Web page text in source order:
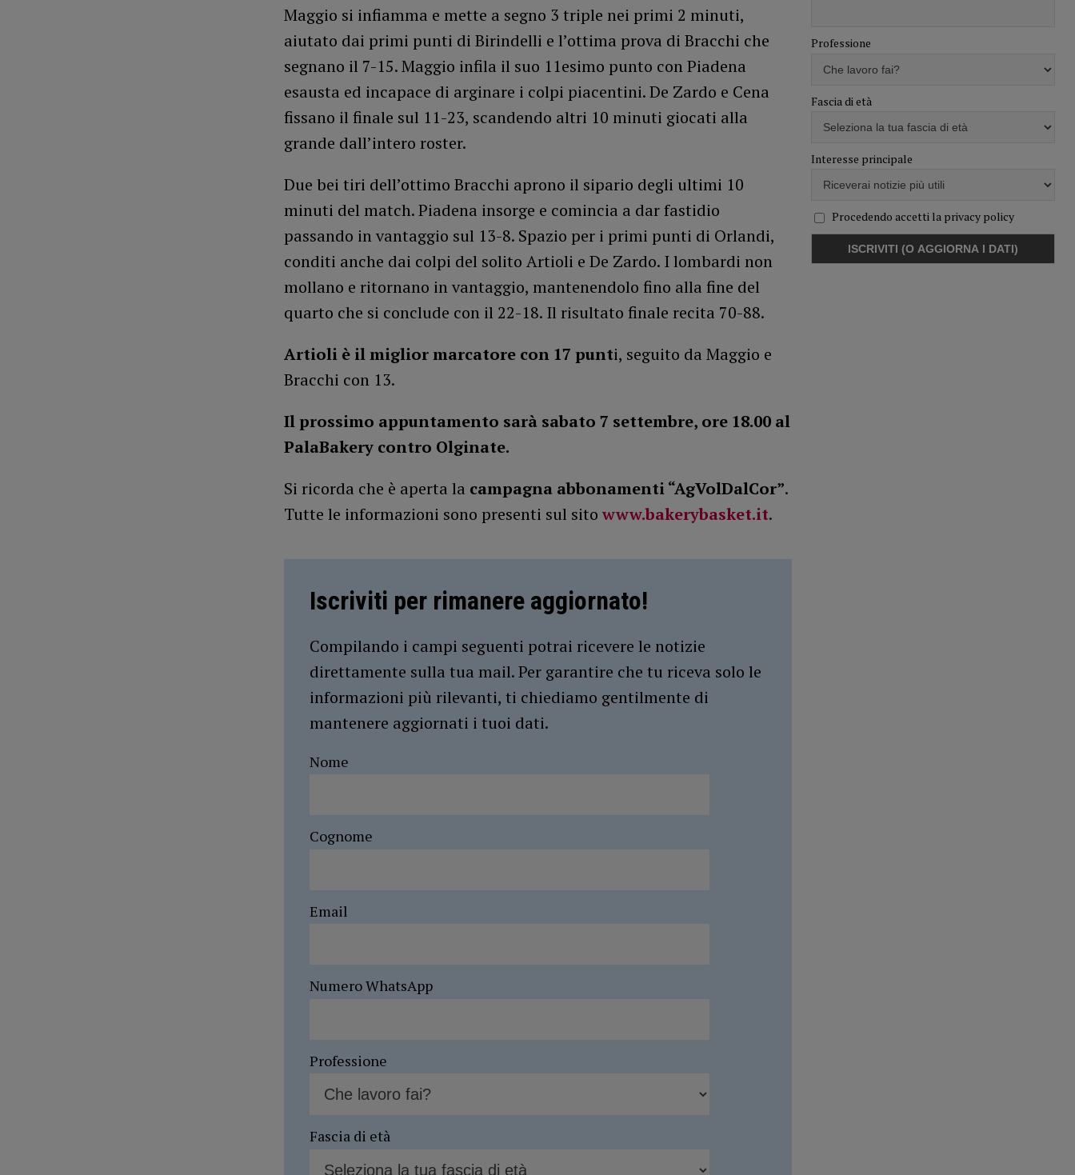
Maggio si infiamma e mette a segno 3 triple nei primi 2 minuti,
aiutato dai primi punti di Birindelli e l’ottima prova di Bracchi che
segnano il 7-15. Maggio infila il suo 11esimo punto con Piadena
esausta ed incapace di arginare i colpi piacentini. De Zardo e Cena
fissano il finale sul 11-23, scandendo altri 10 minuti giocati alla
grande dall’intero roster.
Due bei tiri dell’ottimo Bracchi aprono il sipario degli ultimi 10
minuti del match. Piadena insorge e comincia a dar fastidio
passando in vantaggio sul 13-8. Spazio per i primi punti di Orlandi,
conditi anche dai colpi del solito Artioli e De Zardo. I lombardi non
mollano e ritornano in vantaggio, mantenendolo fino alla fine del
quarto che si conclude con il 22-18. Il risultato finale recita 70-88.
Artioli è il miglior marcatore con 17 punti, seguito da Maggio e
Bracchi con 13.
Il prossimo appuntamento sarà sabato 7 settembre, ore 18.00 al
PalaBakery contro Olginate.
Si ricorda che è aperta la campagna abbonamenti “AgVolDalCor”.
Tutte le informazioni sono presenti sul sito www.bakerybasket.it.
Iscriviti per rimanere aggiornato!
Compilando i campi seguenti potrai ricevere le notizie
direttamente sulla tua mail. Per garantire che tu riceva solo le
informazioni più rilevanti, ti chiediamo gentilmente di
mantenere aggiornati i tuoi dati.
Nome
Cognome
Email
Numero WhatsApp
Professione
Fascia di età
Professione
Fascia di età
Interesse principale
Procedendo accetti la privacy policy